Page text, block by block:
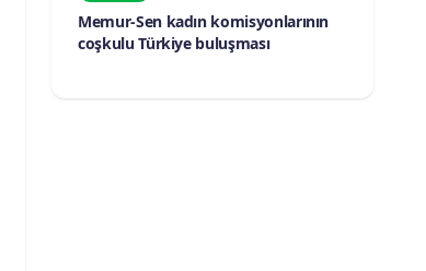
Memur-Sen kadın komisyonlarının
coşkulu Türkiye buluşması